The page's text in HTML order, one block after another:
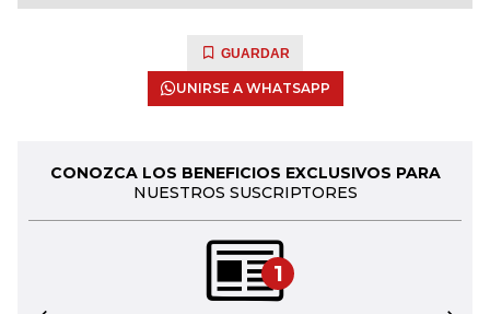
GUARDAR
UNIRSE A WHATSAPP
CONOZCA LOS BENEFICIOS EXCLUSIVOS PARA
NUESTROS SUSCRIPTORES
1